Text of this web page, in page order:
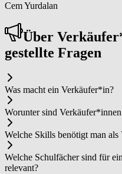
Cem Yurdalan
Über
gestellte Fragen
Was macht ein Ver­käu­fer*in?
Worunter sind
Welche Skills benötigt man
Welche Schulfächer sind für
relevant?